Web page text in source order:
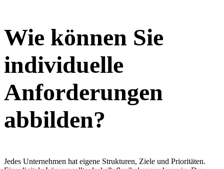
Wie können Sie
individuelle
Anforderungen
abbilden?
Jedes Unternehmen hat eigene Strukturen, Ziele und Prioritäten.